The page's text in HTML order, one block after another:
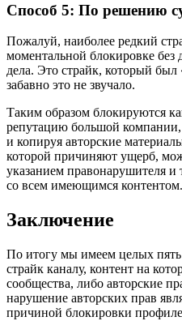
Способ 5: По решению
Пожалуй, наиболее редкий
моментальной блокировке без
дела. Это страйк, который был
забавно это не звучало.
Таким образом блокируются
репутацию большой компании,
и копируя авторские
которой причиняют ущерб,
указанием правонарушителя и
со всем имеющимся контентом.
Заключение
По итогу мы имеем целых
страйк каналу, контент на
сообщества, либо авторские
нарушение авторских прав
причиной блокировки